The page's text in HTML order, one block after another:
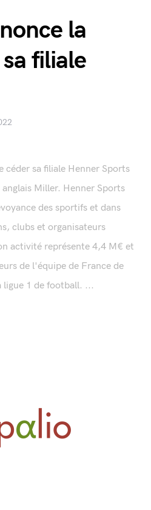
la
filiale
céder sa filiale Henner Sports
Miller. Henner Sports
des sportifs et dans
clubs et organisateurs
activité représente 4,4 M€ et
de l'équipe de France de
1 de football. ...